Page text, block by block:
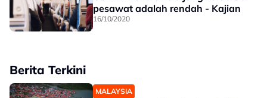
pesawat adalah rendah - Kajian
16/10/2020
Berita Terkini
MALAYSIA